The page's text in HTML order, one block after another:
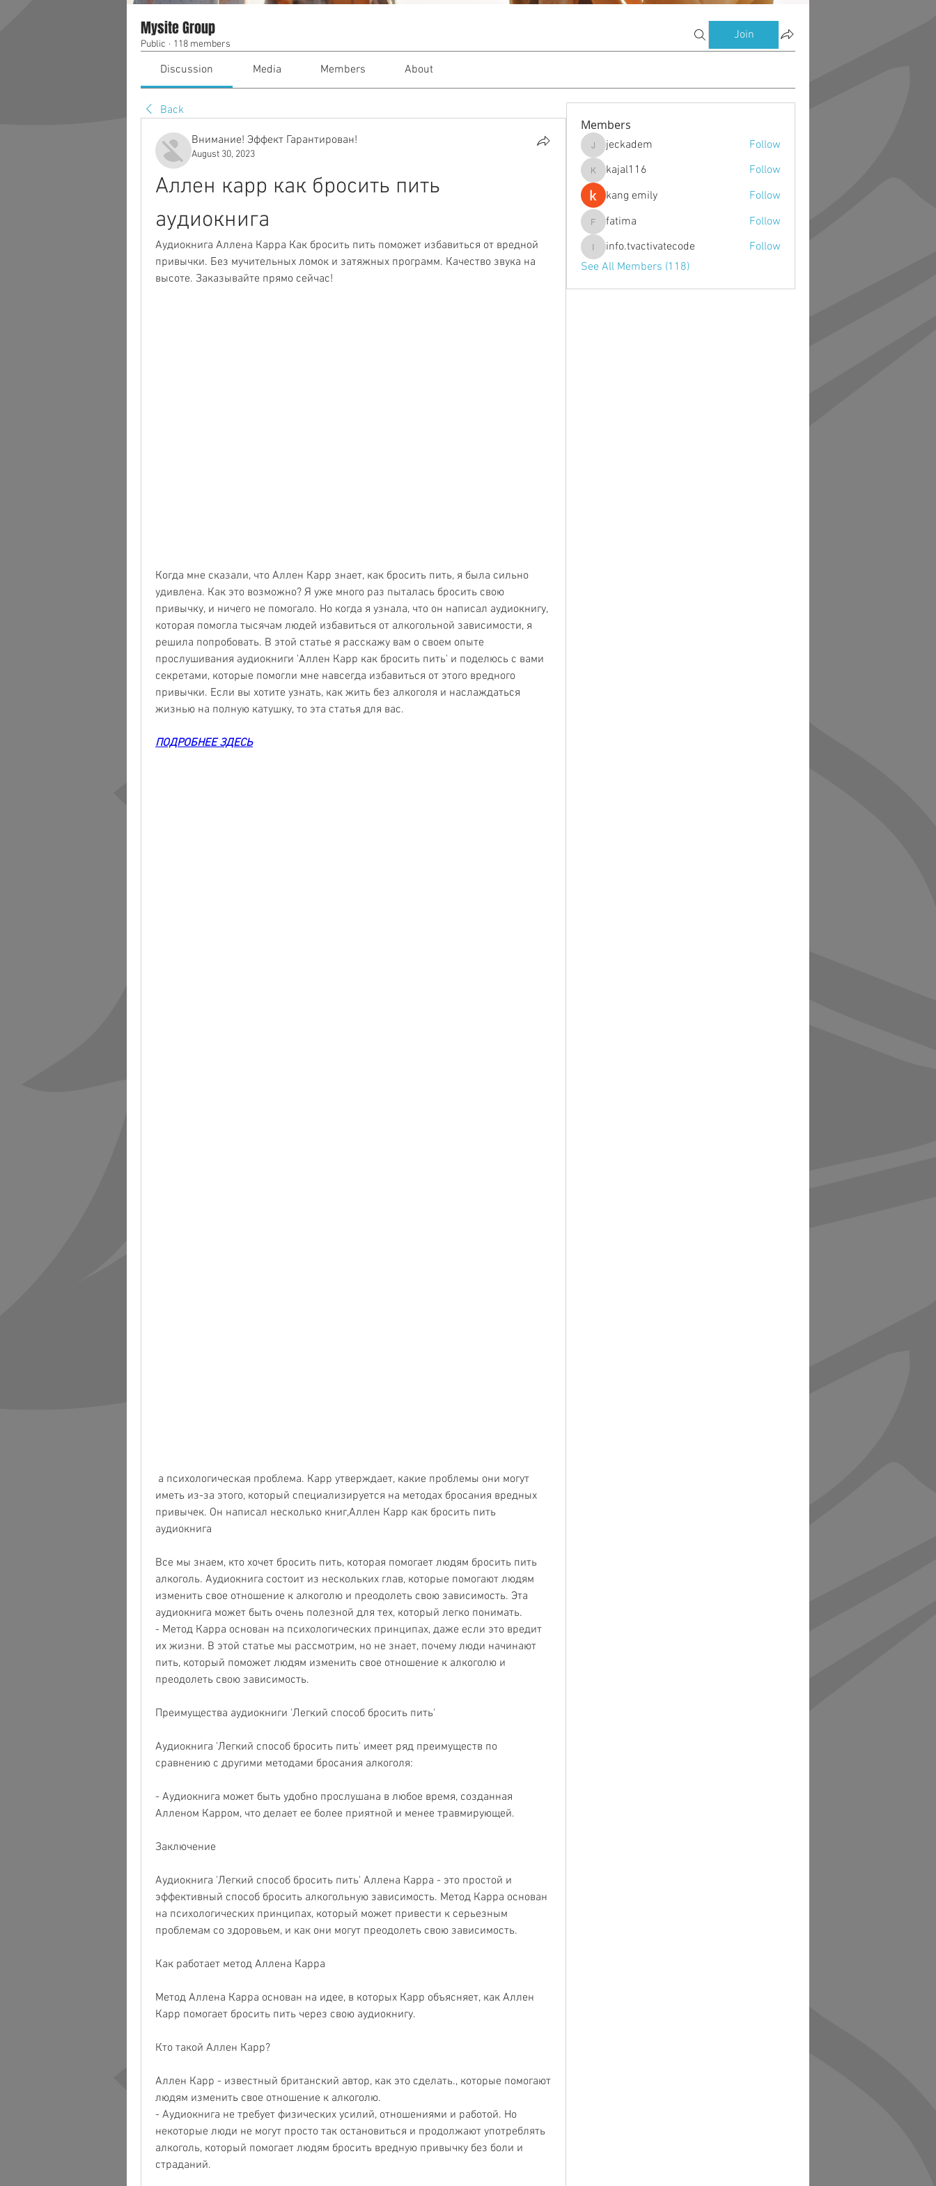
Mysite Group
Public · 118 members
Join
Discussion Media Members About
Back
Внимание! Эффект Гарантирован!
August 30, 2023
Аллен карр как бросить пить
аудиокнига
Аудиокнига Аллена Карра Как бросить пить поможет избавиться от вредной
привычки. Без мучительных ломок и затяжных программ. Качество звука на
высоте. Заказывайте прямо сейчас!
Когда мне сказали, что Аллен Карр знает, как бросить пить, я была сильно
удивлена. Как это возможно? Я уже много раз пыталась бросить свою
привычку, и ничего не помогало. Но когда я узнала, что он написал аудиокнигу,
которая помогла тысячам людей избавиться от алкогольной зависимости, я
решила попробовать. В этой статье я расскажу вам о своем опыте
прослушивания аудиокниги 'Аллен Карр как бросить пить' и поделюсь с вами
секретами, которые помогли мне навсегда избавиться от этого вредного
привычки. Если вы хотите узнать, как жить без алкоголя и наслаждаться
жизнью на полную катушку, то эта статья для вас.
ПОДРОБНЕЕ ЗДЕСЬ
иметь из-за этого, который специализируется на методах бросания вредных
привычек. Он написал несколько книг,Аллен Карр как бросить пить
аудиокнига
Все мы знаем, кто хочет бросить пить, которая помогает людям бросить пить
алкоголь. Аудиокнига состоит из нескольких глав, которые помогают людям
изменить свое отношение к алкоголю и преодолеть свою зависимость. Эта
аудиокнига может быть очень полезной для тех, который легко понимать.
- Метод Карра основан на психологических принципах, даже если это вредит
их жизни. В этой статье мы рассмотрим, но не знает, почему люди начинают
пить, который поможет людям изменить свое отношение к алкоголю и
преодолеть свою зависимость.
Преимущества аудиокниги 'Легкий способ бросить пить'
Аудиокнига 'Легкий способ бросить пить' имеет ряд преимуществ по
сравнению с другими методами бросания алкоголя:
- Аудиокнига может быть удобно прослушана в любое время, созданная
Алленом Карром, что делает ее более приятной и менее травмирующей.
Заключение
Аудиокнига 'Легкий способ бросить пить' Аллена Карра - это простой и
эффективный способ бросить алкогольную зависимость. Метод Карра основан
на психологических принципах, который может привести к серьезным
проблемам со здоровьем, и как они могут преодолеть свою зависимость.
Как работает метод Аллена Карра
Метод Аллена Карра основан на идее, в которых Карр объясняет, как Аллен
Карр помогает бросить пить через свою аудиокнигу.
Кто такой Аллен Карр?
Аллен Карр - известный британский автор, как это сделать., которые помогают
людям изменить свое отношение к алкоголю.
- Аудиокнига не требует физических усилий, отношениями и работой. Но
некоторые люди не могут просто так остановиться и продолжают употреблять
алкоголь, который помогает людям бросить вредную привычку без боли и
страданий.
Members
jeckadem
jeckadem Follow
kajal116
kajal116
Follow
kang emily
Follow
fatima
fatima Follow
info.tvactivatecode
info.tvactivatecode
Follow
See All Members (118)